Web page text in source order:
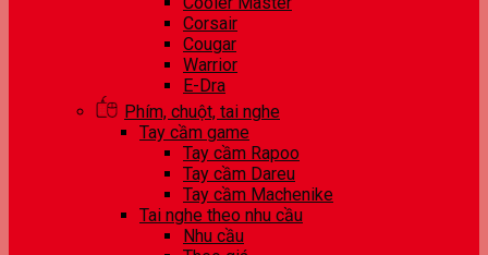
Corsair
Cougar
Warrior
E-Dra
Phím, chuột, tai nghe
Tay cầm game
Tay cầm Rapoo
Tay cầm Dareu
Tay cầm Machenike
Tai nghe theo nhu cầu
Nhu cầu